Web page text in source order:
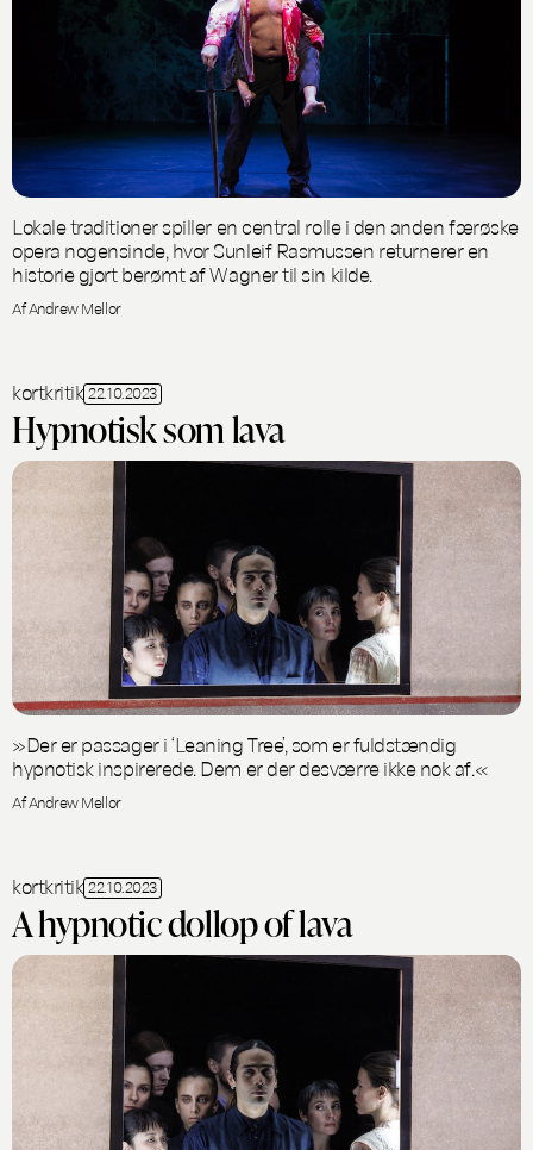
Lokale traditioner spiller en central rolle i den anden færøske
opera nogensinde, hvor Sunleif Rasmussen returnerer en
historie gjort berømt af Wagner til sin kilde.
Af Andrew Mellor
kortkritik 22.10.2023
Hypnotisk som lava
»Der er passager i ‘Leaning Tree’, som er fuldstændig
hypnotisk inspirerede. Dem er der desværre ikke nok af.«
Af Andrew Mellor
kortkritik 22.10.2023
A hypnotic dollop of lava